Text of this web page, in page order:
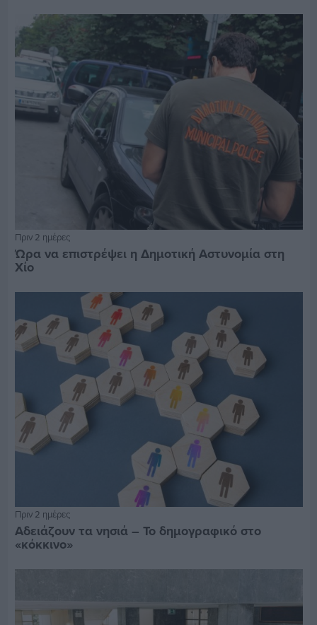
Πριν 2 ημέρες
Ώρα να επιστρέψει η Δημοτική Αστυνομία στη
Χίο
Πριν 2 ημέρες
Αδειάζουν τα νησιά – Το δημογραφικό στο
«κόκκινο»